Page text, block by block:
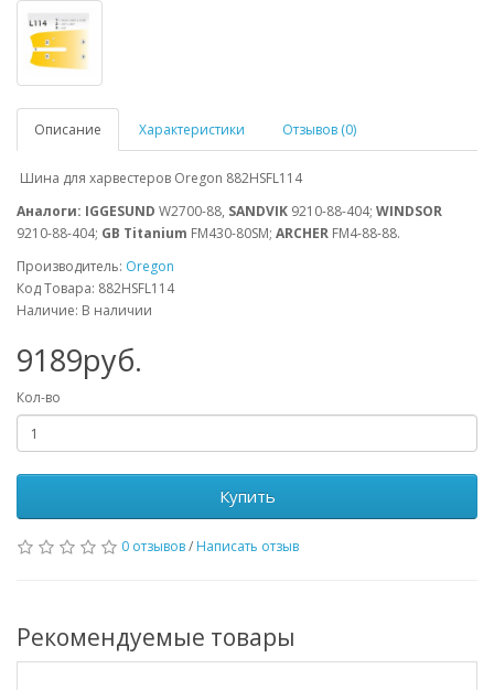
Описание Характеристики Отзывов (0)
Шина для харвестеров Oregon 882HSFL114
Аналоги: IGGESUND W2700-88, SANDVIK 9210-88-404; WINDSOR
9210-88-404; GB Titanium FM430-80SM; ARCHER FM4-88-88.
Производитель: Oregon
Код Товара: 882HSFL114
Наличие: В наличии
9189руб.
Кол-во
Купить
0 отзывов/ Написать отзыв
Рекомендуемые товары